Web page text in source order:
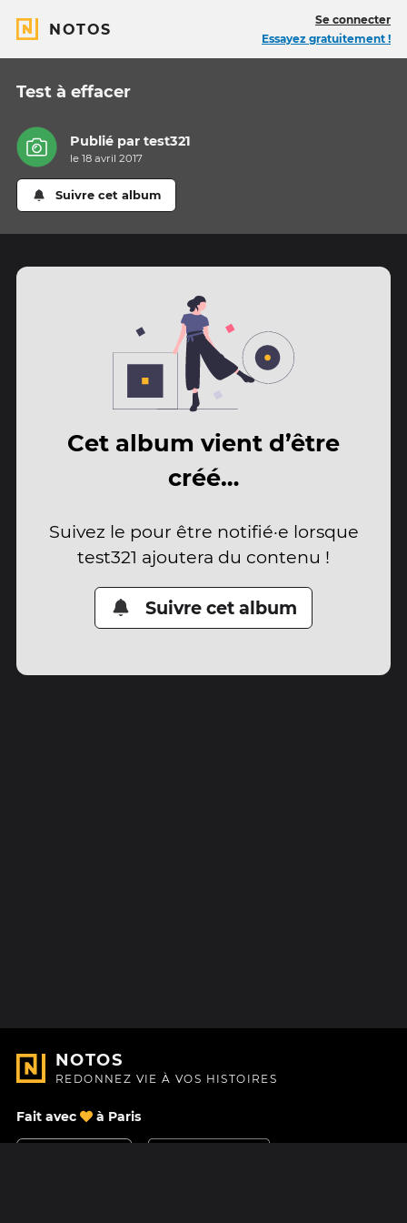
NOTOS
Se connecter
Essayez gratuitement !
Test à effacer
Publié partest321
le 18 avril 2017
Suivre cet album
Cet album vient d’être
créé…
Suivez le pour être notifié·e lorsque
test321 ajoutera du contenu !
Suivre cet album
NOTOS
REDONNEZ VIE À VOS HISTOIRES
Fait avec à Paris